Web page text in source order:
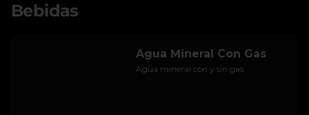
Bebidas
Agua Mineral Con Gas
Agua mineral con y sin gas.